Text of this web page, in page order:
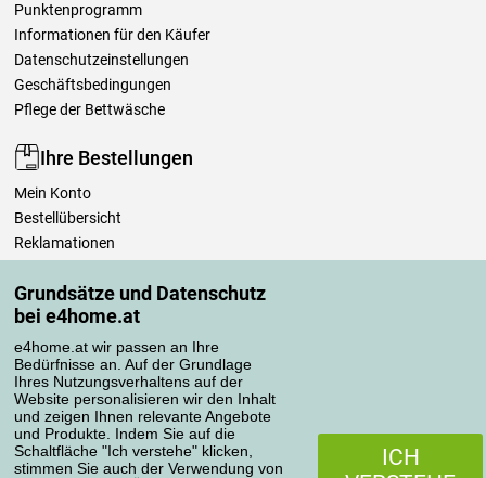
Grundsätze und Datenschutz
bei e4home.at
e4home.at wir passen an Ihre
Bedürfnisse an. Auf der Grundlage
Ihres Nutzungsverhaltens auf der
Website personalisieren wir den Inhalt
und zeigen Ihnen relevante Angebote
und Produkte. Indem Sie auf die
Schaltfläche "Ich verstehe" klicken,
stimmen Sie auch der Verwendung von
ICH
Punktenprogramm
Informationen für den Käufer
Datenschutzeinstellungen
Geschäftsbedingungen
Pflege der Bettwäsche
Ihre Bestellungen
Mein Konto
Bestellübersicht
Reklamationen
Einfach mehr wissen
Richtlinien zur Verarbeitung von Bewertungen
Transportarten
Zahlungsmethoden